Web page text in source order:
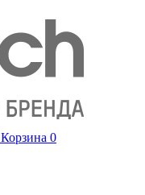
Корзина 0